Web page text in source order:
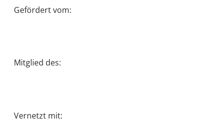
Gefördert vom:
Mitglied des:
Vernetzt mit: